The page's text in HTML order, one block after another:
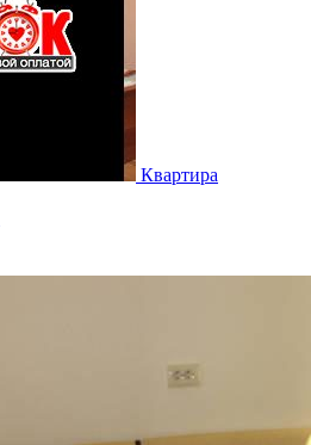
Квартира